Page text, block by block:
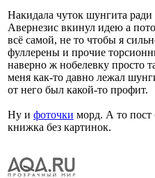
Накидала чуток шунгита
Авернезис вкинул идею а
всё самой, не то чтобы я
фуллерены и прочие
наверно ж нобелевку просто
меня как-то давно лежал
от него был какой-то профит.
Ну и фоточки морд. А то пост
книжка без картинок.